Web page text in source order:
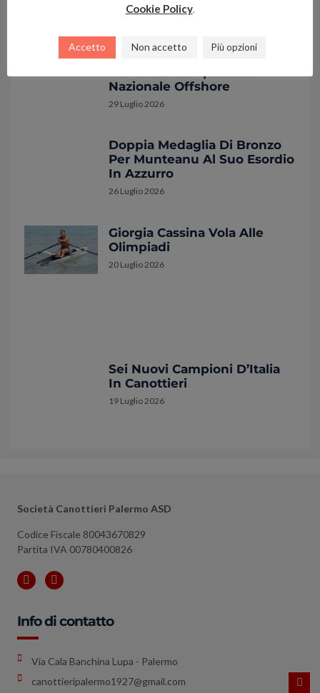
QUATTROGATTI, Facciamo Il
Nazionale Offshore
29 Luglio 2026
Doppia Medaglia Di Bronzo
Per Munteanu Al Suo Esordio
In Azzurro
26 Luglio 2026
Giorgia Cassina Vola Alle
Olimpiadi
20 Luglio 2026
Sei Nuovi Campioni D’Italia
In Canottieri
19 Luglio 2026
Società Canottieri Palermo ASD
Codice Fiscale 80043670829
Partita IVA 00780400826
Info di contatto
Via Cala Banchina Lupa - Palermo
canottieripalermo1927@gmail.com
Cookie Policy.
Accetto Non accetto Più opzioni